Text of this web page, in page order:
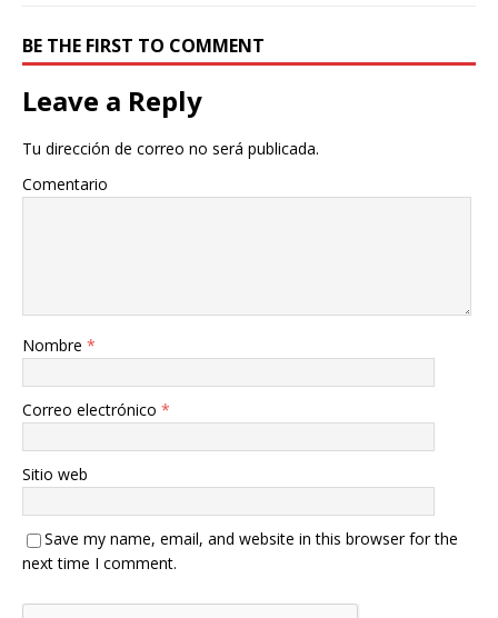
BE THE FIRST TO COMMENT
Leave a Reply
Tu dirección de correo no será publicada.
Comentario
Nombre *
Correo electrónico *
Sitio web
Save my name, email, and website in this browser for the
next time I comment.